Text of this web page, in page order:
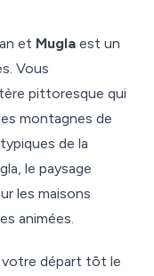
et Mugla est un
Vous
pittoresque qui
montagnes de
de la
le paysage
les maisons
animées.
votre départ tôt le